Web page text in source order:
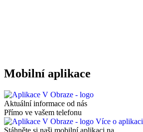
Mobilní aplikace
Aktuální informace od nás
Přímo ve vašem telefonu
Více o aplikaci